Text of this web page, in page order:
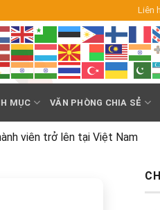
Liên
MỤC VĂN PHÒNG CHIA SẺ
viên trở lên tại Việt Nam